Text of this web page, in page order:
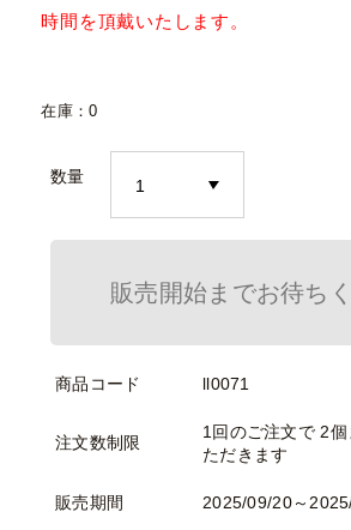
時間を頂戴いたします。
在庫：0
数量
販売開始までお待ち
商品コード ll0071
注文数制限
1回のご注文で 2
ただきます
販売期間 2025/09/20～